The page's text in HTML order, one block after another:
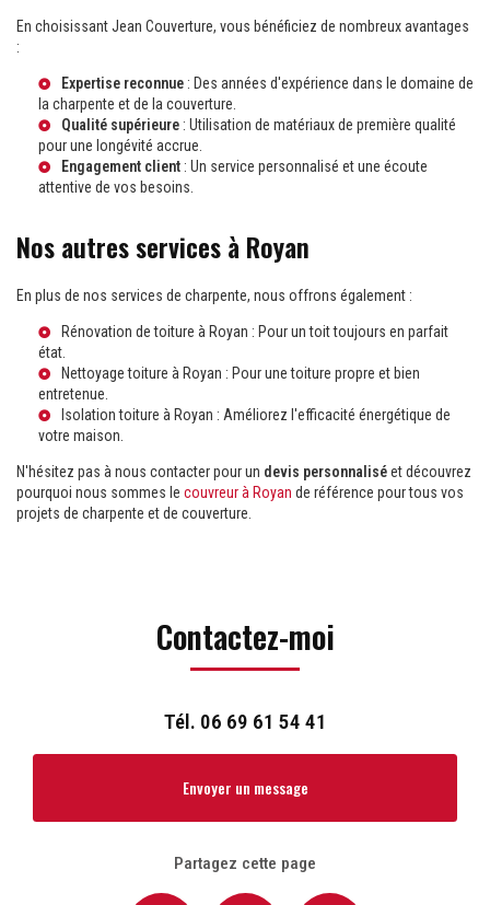
En choisissant Jean Couverture, vous bénéficiez de nombreux avantages
:
Expertise reconnue : Des années d'expérience dans le domaine de
la charpente et de la couverture.
Qualité supérieure : Utilisation de matériaux de première qualité
pour une longévité accrue.
Engagement client : Un service personnalisé et une écoute
attentive de vos besoins.
Nos autres services à Royan
En plus de nos services de charpente, nous offrons également :
Rénovation de toiture à Royan : Pour un toit toujours en parfait
état.
Nettoyage toiture à Royan : Pour une toiture propre et bien
entretenue.
Isolation toiture à Royan : Améliorez l'efficacité énergétique de
votre maison.
N'hésitez pas à nous contacter pour un devis personnaliséet découvrez
pourquoi nous sommes le couvreur à Royan de référence pour tous vos
projets de charpente et de couverture.
Contactez-moi
Tél. 06 69 61 54 41
Envoyer un message
Partagez cette page